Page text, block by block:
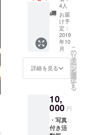
数口、
また他
のリ
ターン
と組み
合わせ
てご支
援が可
能で
ンは複
数口、
また他
のリ
ターン
と組み
合わせ
てご支
援が可
能で
す。
4人
お届
け予
定：
2019
年10
月
詳細を見る
こ
の
リ
タ
ー
ン
を
選
択
す
る
10,
000 円
・写真
付き活